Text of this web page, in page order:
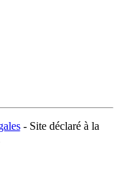
- Site déclaré à la